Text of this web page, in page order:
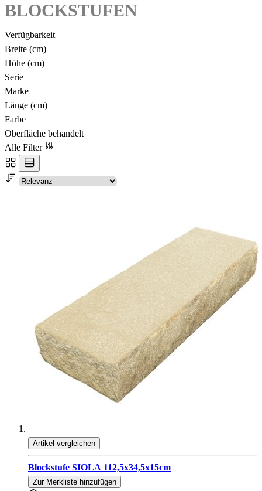
BLOCKSTUFEN
Verfügbarkeit
Breite (cm)
Höhe (cm)
Serie
Marke
Länge (cm)
Farbe
Oberfläche behandelt
Alle Filter
Artikel vergleichen
Blockstufe SIOLA 112,5x34,5x15cm
Zur Merkliste hinzufügen